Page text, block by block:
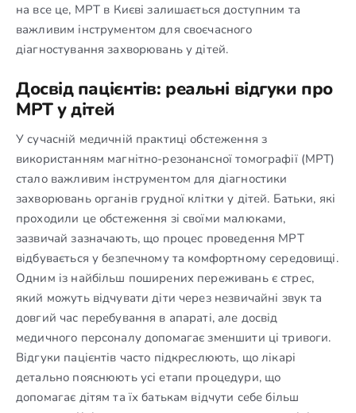
на все це, МРТ в Києві залишається доступним та
важливим інструментом для своєчасного
діагностування захворювань у дітей.
Досвід пацієнтів: реальні відгуки про
МРТ у дітей
У сучасній медичній практиці обстеження з
використанням магнітно-резонансної томографії (МРТ)
стало важливим інструментом для діагностики
захворювань органів грудної клітки у дітей. Батьки, які
проходили це обстеження зі своїми малюками,
зазвичай зазначають, що процес проведення МРТ
відбувається у безпечному та комфортному середовищі.
Одним із найбільш поширених переживань є стрес,
який можуть відчувати діти через незвичайні звук та
довгий час перебування в апараті, але досвід
медичного персоналу допомагає зменшити ці тривоги.
Відгуки пацієнтів часто підкреслюють, що лікарі
детально пояснюють усі етапи процедури, що
допомагає дітям та їх батькам відчути себе більш